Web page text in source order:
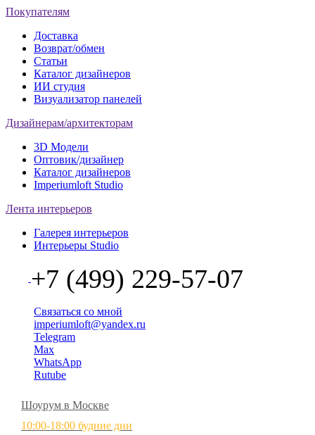
Покупателям
Доставка
Возврат/обмен
Статьи
Каталог дизайнеров
ИИ студия
Визуализатор панелей
Дизайнерам/архитекторам
3D Модели
Оптовик/дизайнер
Каталог дизайнеров
Imperiumloft Studio
Лента интерьеров
Галерея интерьеров
Интерьеры Studio
+7 (499) 229-57-07
Связаться со мной
imperiumloft@yandex.ru
Telegram
Max
WhatsApp
Rutube
Шоурум в Москве
10:00-18:00 будние дни